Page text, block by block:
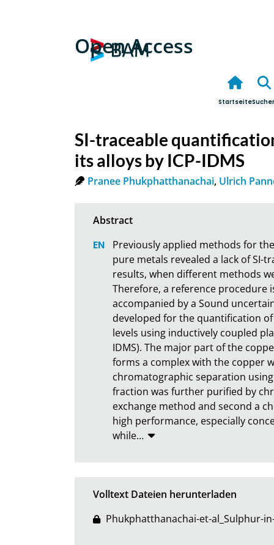
Open Access
Startseite
SI-traceable
its alloys by ICP-IDMS
Pranee Phukphatthanachai, Ulrich
Previously applied methods for
pure metals revealed a lack of SI-
results, when different methods
Therefore, a reference procedure
accompanied by a Sound
developed for the quantification
levels using inductively coupled
IDMS). The major part of the
forms a complex with the copper
chromatographic separation
fraction was further purified by
exchange method and second a
high performance, especially
while…
Volltext Dateien herunterladen
Phukphatthanachai-et-al_Sulphur-